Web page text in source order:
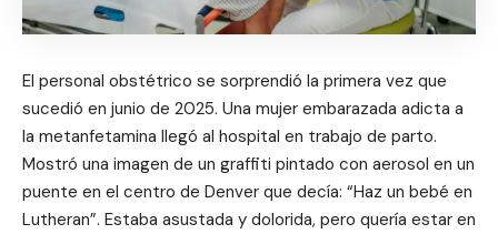
El personal obstétrico se sorprendió la primera vez que
sucedió en junio de 2025. Una mujer embarazada adicta a
la metanfetamina llegó al hospital en trabajo de parto.
Mostró una imagen de un graffiti pintado con aerosol en un
puente en el centro de Denver que decía: “Haz un bebé en
Lutheran”. Estaba asustada y dolorida, pero quería estar en